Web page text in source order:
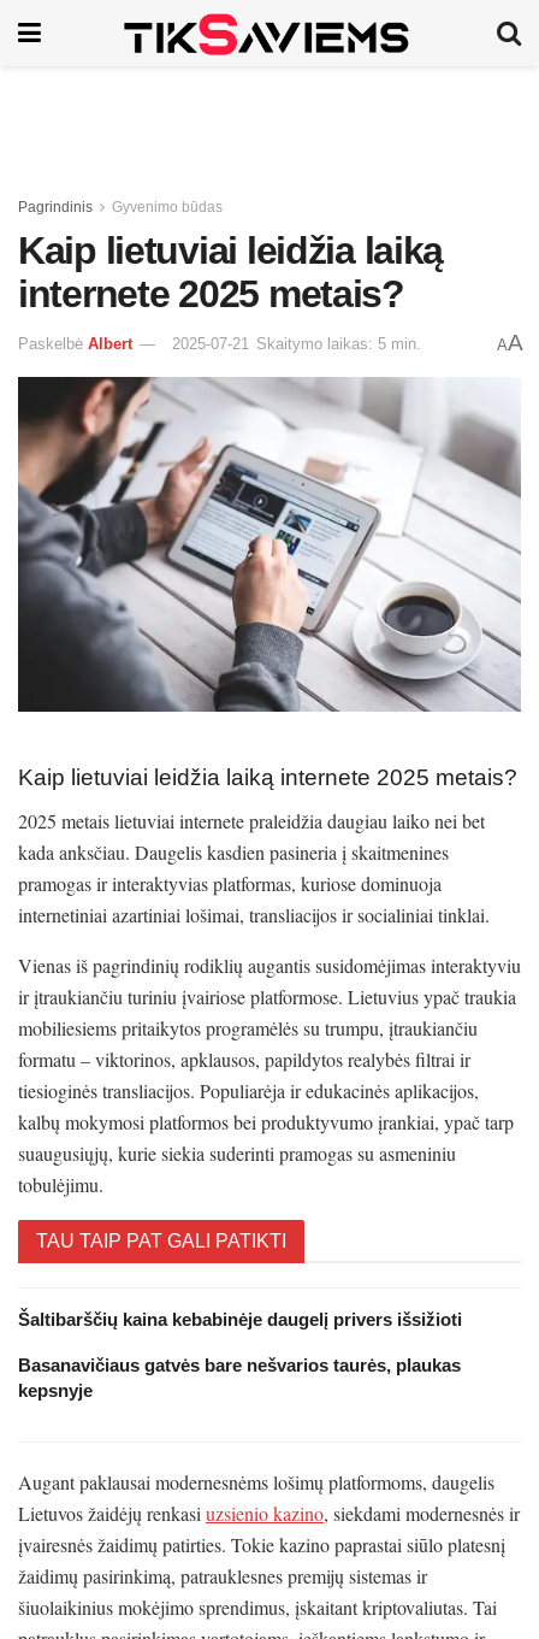
Pagrindinis Gyvenimo būdas
Kaip lietuviai leidžia laiką
internete 2025 metais?
Paskelbė Albert 2025-07-21 Skaitymo laikas: 5 min. AA
Kaip lietuviai leidžia laiką internete 2025 metais?
2025 metais lietuviai internete praleidžia daugiau laiko nei bet
kada anksčiau. Daugelis kasdien pasineria į skaitmenines
pramogas ir interaktyvias platformas, kuriose dominuoja
internetiniai azartiniai lošimai, transliacijos ir socialiniai tinklai.
Vienas iš pagrindinių rodiklių augantis susidomėjimas interaktyviu
ir įtraukiančiu turiniu įvairiose platformose. Lietuvius ypač traukia
mobiliesiems pritaikytos programėlės su trumpu, įtraukiančiu
formatu – viktorinos, apklausos, papildytos realybės filtrai ir
tiesioginės transliacijos. Populiarėja ir edukacinės aplikacijos,
kalbų mokymosi platformos bei produktyvumo įrankiai, ypač tarp
suaugusiųjų, kurie siekia suderinti pramogas su asmeniniu
tobulėjimu.
TAU TAIP PAT GALI PATIKTI
Šaltibarščių kaina kebabinėje daugelį privers išsižioti
Basanavičiaus gatvės bare nešvarios taurės, plaukas
kepsnyje
Augant paklausai modernesnėms lošimų platformoms, daugelis
Lietuvos žaidėjų renkasiuzsienio kazino, siekdami modernesnės ir
įvairesnės žaidimų patirties. Tokie kazino paprastai siūlo platesnį
žaidimų pasirinkimą, patrauklesnes premijų sistemas ir
šiuolaikinius mokėjimo sprendimus, įskaitant kriptovaliutas. Tai